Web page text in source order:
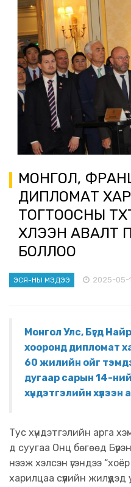
МОНГОЛ,
ДИПЛОМАТ
ТОГТООСНЫ
ХҮЛЭЭН АВАЛТ
БОЛЛОО
ЭСЯ-НЫ МЭДЭЭ 2025-05-
Монгол Улс, Бүгд
хооронд дипломат
60 жилийн ойг
дугаар сарын 14-
хүндэтгэлийн
Тус хүндэтгэлийн арга
д суугаа Онц бөгөөд
нээж хэлсэн үгэндээ
харилцаа сүүлийн